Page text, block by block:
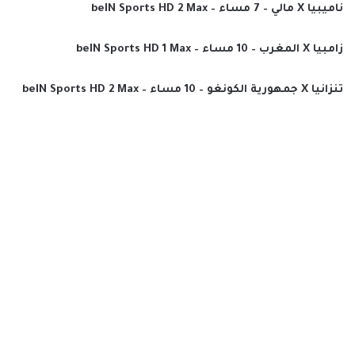
ناميبيا X مالي – 7 مساء – beIN Sports HD 2 Max
زامبيا X المغرب – 10 مساء – beIN Sports HD 1 Max
تنزانيا X جمهورية الكونغو – 10 مساء – beIN Sports HD 2 Max